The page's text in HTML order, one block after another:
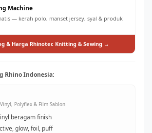
Machine
— kerah polo, manset jersey, syal & produk
& Harga Rhinotec Knitting & Sewing →
Rhino Indonesia:
Polyflex & Film Sablon
beragam finish
glow, foil, puff